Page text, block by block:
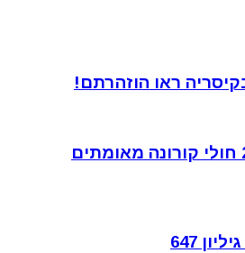
ראו הוזהרתם!
רמזור אדום: 20 חולי קורונה מאומתים
647